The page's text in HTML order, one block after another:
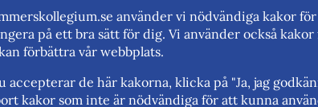
Ett förslag är att den nya EU-
som förbjuder fossila
Ett annat förslag är att EU-
förbättra marknadstillträdet för gröna
använder vi nödvändiga kakor
på ett bra sätt för dig. Vi använder också kakor
förbättra vår webbplats.
accepterar de här kakorna, klicka på "Ja, jag
kakor som inte är nödvändiga för att kunna